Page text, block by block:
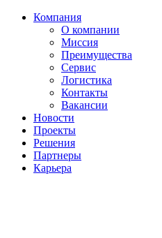
Компания
О компании
Миссия
Преимущества
Сервис
Логистика
Контакты
Вакансии
Новости
Проекты
Решения
Партнеры
Карьера